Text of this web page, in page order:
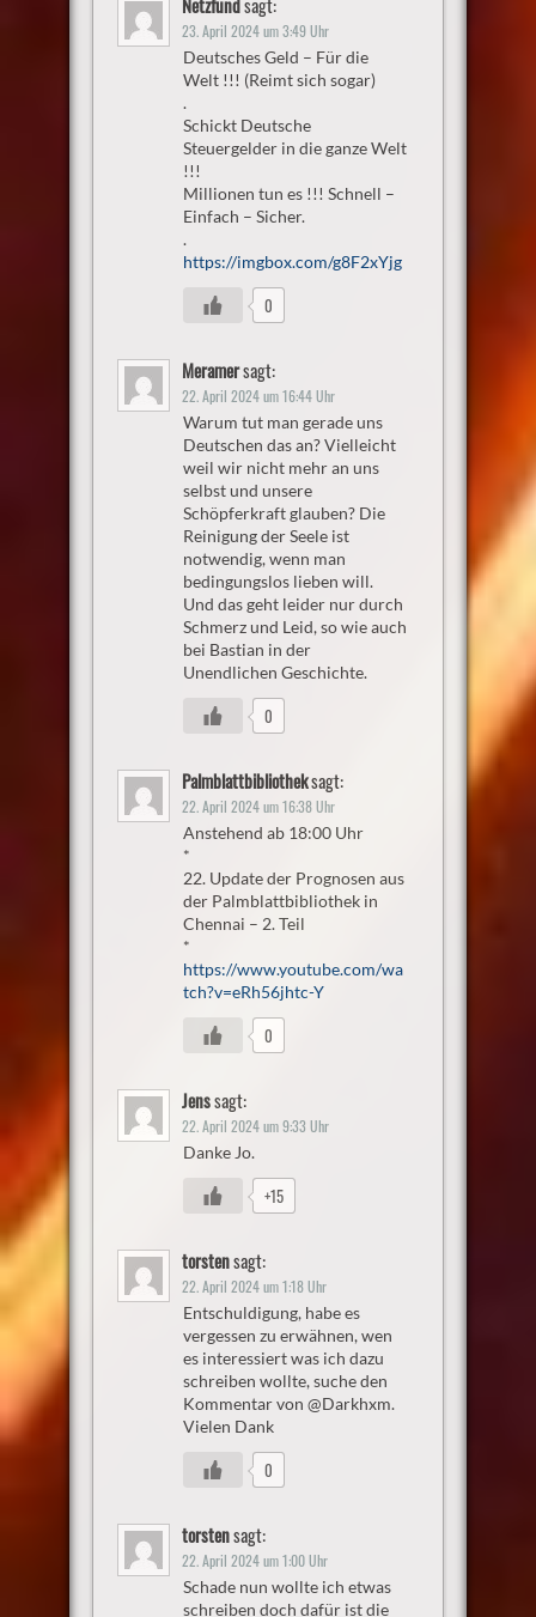
23. April 2024 um 3:49 Uhr
Deutsches Geld – Für die
Welt !!! (Reimt sich sogar)
.
Schickt Deutsche
Steuergelder in die ganze Welt
!!!
Millionen tun es !!! Schnell –
Einfach – Sicher.
.
https://imgbox.com/g8F2xYjg
0
Meramersagt:
22. April 2024 um 16:44 Uhr
Warum tut man gerade uns
Deutschen das an? Vielleicht
weil wir nicht mehr an uns
selbst und unsere
Schöpferkraft glauben? Die
Reinigung der Seele ist
notwendig, wenn man
bedingungslos lieben will.
Und das geht leider nur durch
Schmerz und Leid, so wie auch
bei Bastian in der
Unendlichen Geschichte.
0
Palmblattbibliotheksagt:
22. April 2024 um 16:38 Uhr
Anstehend ab 18:00 Uhr
*
22. Update der Prognosen aus
der Palmblattbibliothek in
Chennai – 2. Teil
*
https://www.youtube.com/wa
tch?v=eRh56jhtc-Y
0
Jenssagt:
22. April 2024 um 9:33 Uhr
Danke Jo.
+15
torstensagt:
22. April 2024 um 1:18 Uhr
Entschuldigung, habe es
vergessen zu erwähnen, wen
es interessiert was ich dazu
schreiben wollte, suche den
Kommentar von @Darkhxm.
Vielen Dank
0
torstensagt:
22. April 2024 um 1:00 Uhr
Schade nun wollte ich etwas
schreiben doch dafür ist die